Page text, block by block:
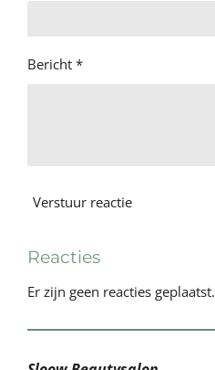
Bericht *
Verstuur reactie
Reacties
Er zijn geen reacties geplaatst.